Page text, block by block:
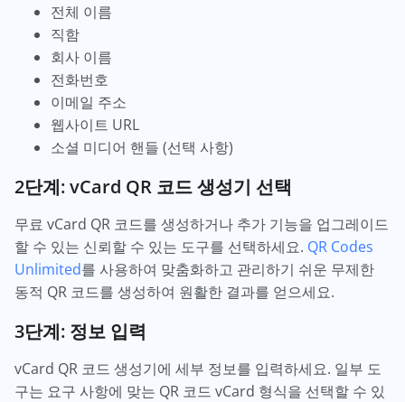
전체 이름
직함
회사 이름
전화번호
이메일 주소
웹사이트 URL
소셜 미디어 핸들 (선택 사항)
2단계: vCard QR 코드 생성기 선택
무료 vCard QR 코드를 생성하거나 추가 기능을 업그레이드
할 수 있는 신뢰할 수 있는 도구를 선택하세요. QR Codes
Unlimited를 사용하여 맞춤화하고 관리하기 쉬운 무제한
동적 QR 코드를 생성하여 원활한 결과를 얻으세요.
3단계: 정보 입력
vCard QR 코드 생성기에 세부 정보를 입력하세요. 일부 도
구는 요구 사항에 맞는 QR 코드 vCard 형식을 선택할 수 있